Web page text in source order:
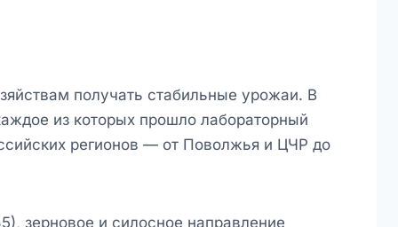
получать стабильные урожаи. В
из которых прошло лабораторный
регионов — от Поволжья и ЦЧР до
зерновое и силосное направление